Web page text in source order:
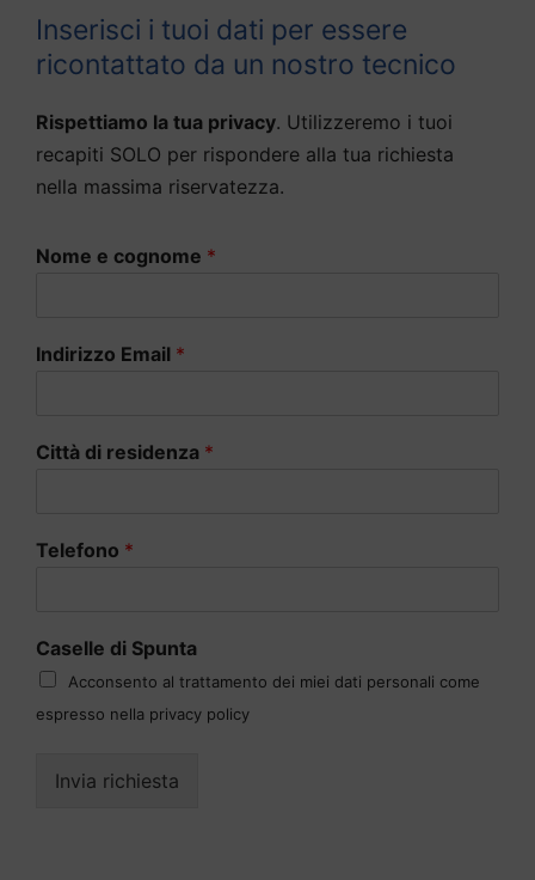
Inserisci i tuoi dati per essere
ricontattato da un nostro tecnico
Rispettiamo la tua privacy. Utilizzeremo i tuoi
recapiti SOLO per rispondere alla tua richiesta
nella massima riservatezza.
Nome e cognome *
Indirizzo Email *
Città di residenza *
Telefono *
Caselle di Spunta
Acconsento al trattamento dei miei dati personali come
espresso nella privacy policy
Invia richiesta